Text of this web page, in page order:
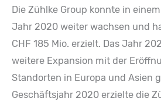
Die Zühlke Group konnte in
Jahr 2020 weiter wachsen und
CHF 185 Mio. erzielt. Das Jahr
weitere Expansion mit der
Standorten in Europa und Asien
Geschäftsjahr 2020 erzielte die